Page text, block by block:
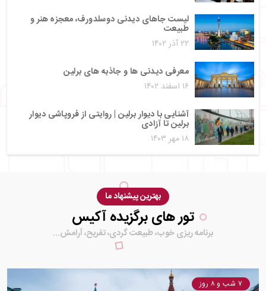
لیست جاهای دیدنی دوسلدورف، معجزه هنر و
طبیعت
۲۲ آذر ۱۴۰۲
معرفی دیدنی ها و جاذبه های برلین
۱۶ اسفند ۱۴۰۲
آشنایی با دیوار برلین | روایتی از فروپاشی دیوار
برلین تا آزادی
۱۸ مهر ۱۴۰۳
بهترین پیشنهاد ما
تور های برگزیده آکیس
برنامه ریزی خوب، طبیعت گردی، تفریح، آرامش...
۷ شب و ۸ روز